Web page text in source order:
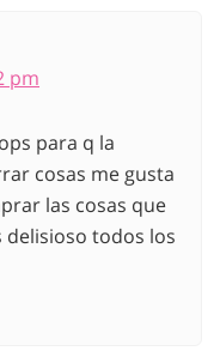
pm
para q la
cosas me gusta
las cosas que
delisioso todos los